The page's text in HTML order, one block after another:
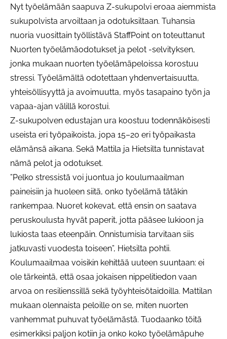
Nyt työelämään saapuva Z-sukupolvi eroaa aiemmista
sukupolvista arvoiltaan ja odotuksiltaan. Tuhansia
nuoria vuosittain työllistävä StaffPoint on toteuttanut
Nuorten työelämäodotukset ja pelot -selvityksen,
jonka mukaan nuorten työelämäpeloissa korostuu
stressi. Työelämältä odotettaan yhdenvertaisuutta,
yhteisöllisyyttä ja avoimuutta, myös tasapaino työn ja
vapaa-ajan välillä korostui.
Z-sukupolven edustajan ura koostuu todennäköisesti
useista eri työpaikoista, jopa 15–20 eri työpaikasta
elämänsä aikana. Sekä Mattila ja Hietsilta tunnistavat
nämä pelot ja odotukset.
”Pelko stressistä voi juontua jo koulumaailman
paineisiin ja huoleen siitä, onko työelämä tätäkin
rankempaa. Nuoret kokevat, että ensin on saatava
peruskoulusta hyvät paperit, jotta pääsee lukioon ja
lukiosta taas eteenpäin. Onnistumisia tarvitaan siis
jatkuvasti vuodesta toiseen”, Hietsilta pohtii.
Koulumaailmaa voisikin kehittää uuteen suuntaan: ei
ole tärkeintä, että osaa jokaisen nippelitiedon vaan
arvoa on resilienssillä sekä työyhteisötaidoilla. Mattilan
mukaan olennaista peloille on se, miten nuorten
vanhemmat puhuvat työelämästä. Tuodaanko töitä
esimerkiksi paljon kotiin ja onko koko työelämäpuhe